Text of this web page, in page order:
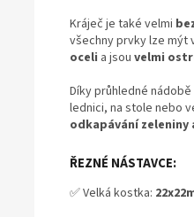
Kráječ je také velmi
všechny prvky lze mýt
oceli a jsou velmi
Díky průhledné
lednici, na stole nebo
odkapávání zeleniny
ŘEZNÉ NÁSTAVCE:
✅ Velká kostka: